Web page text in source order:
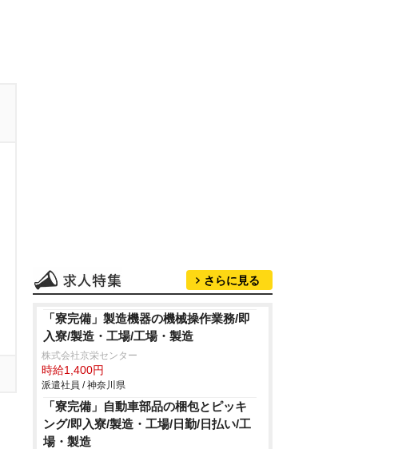
さらに見る
「寮完備」製造機器の機械操作業務/即
入寮/製造・工場/工場・製造
株式会社京栄センター
時給1,400円
派遣社員 / 神奈川県
「寮完備」自動車部品の梱包とピッキ
ング/即入寮/製造・工場/日勤/日払い/工
場・製造